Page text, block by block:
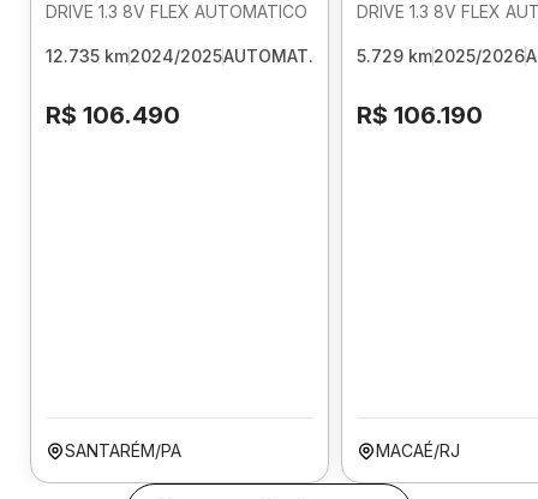
DRIVE 1.3 8V FLEX AUTOMATICO
12.735 km2024/2025AUTOMAT.
R$ 106.490
SANTARÉM/PA
DRIVE 1.3 8V FLEX
5.729 km2025/2026
R$ 106.190
MACAÉ/RJ